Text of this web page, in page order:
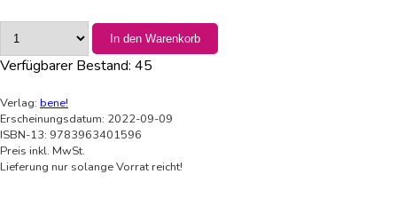
In den Warenkorb
Verfügbarer Bestand: 45
Verlag: bene!
Erscheinungsdatum: 2022-09-09
ISBN-13: 9783963401596
Preis inkl. MwSt.
Lieferung nur solange Vorrat reicht!